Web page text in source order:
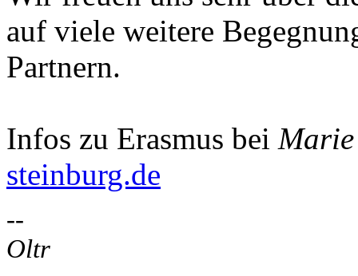
auf viele weitere
Partnern.
Infos zu Erasmus bei
steinburg.de
--
Oltr